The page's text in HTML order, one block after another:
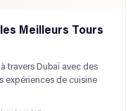
Meilleurs Tours
travers Dubaï avec des
expériences de cuisine